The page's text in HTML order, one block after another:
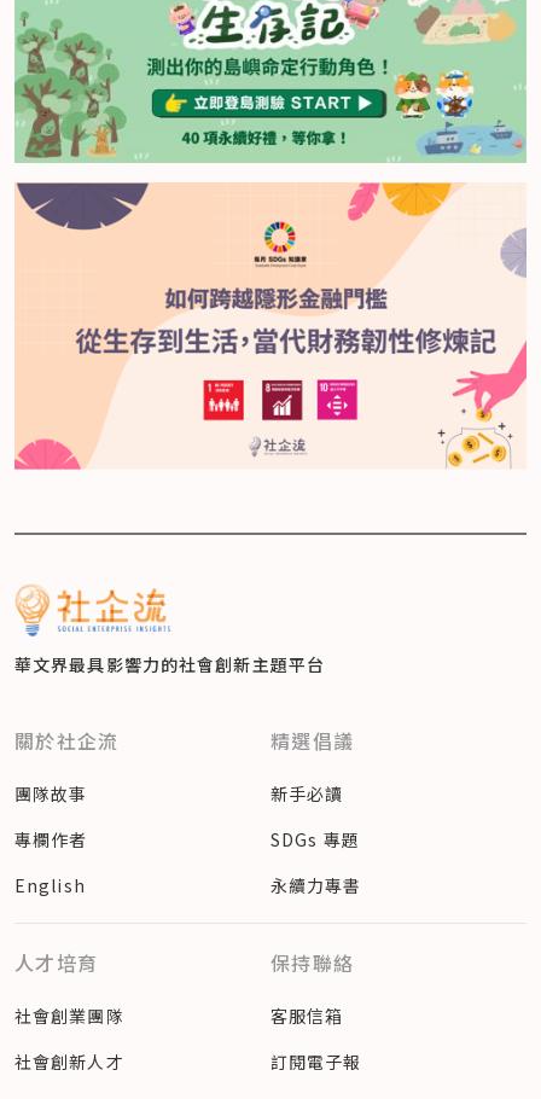
華文界最具影響力的社會創新主題平台
關於社企流
團隊故事
專欄作者
English
精選倡議
新手必讀
SDGs 專題
永續力專書
人才培育
社會創業團隊
社會創新人才
保持聯絡
客服信箱
訂閱電子報